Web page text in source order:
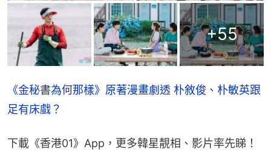
+55
《金秘書為何那樣》原著漫畫劇透 朴敘俊、朴敏英跟
足有床戲？
下載《香港01》App，更多韓星靚相、影片率先睇！